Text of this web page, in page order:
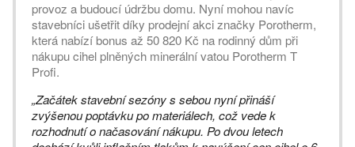
provoz a budoucí údržbu domu. Nyní mohou navíc
stavebníci ušetřit díky prodejní akci značky Porotherm,
která nabízí bonus až 50 820 Kč na rodinný dům při
nákupu cihel plněných minerální vatou Porotherm T
Profi.
„Začátek stavební sezóny s sebou nyní přináší
zvýšenou poptávku po materiálech, což vede k
rozhodnutí o načasování nákupu. Po dvou letech